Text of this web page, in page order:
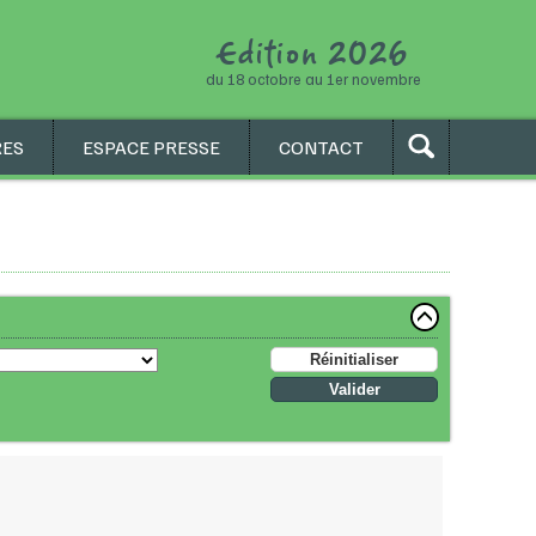
Edition 2026
du 18 octobre au 1er novembre
ESPACE PRESSE CONTACT